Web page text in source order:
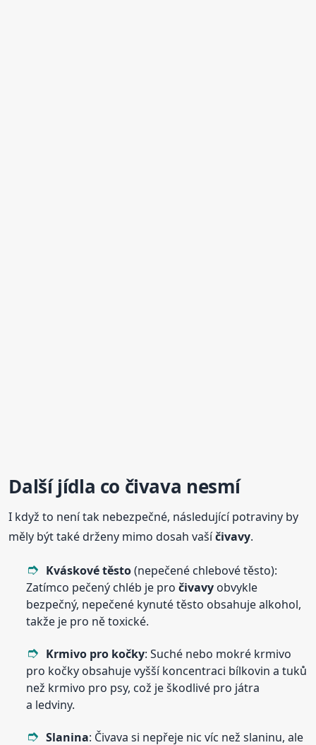
Další jídla co čivava nesmí
I když to není tak nebezpečné, následující potraviny by
měly být také drženy mimo dosah vašíčivavy.
Kváskové těsto(nepečené chlebové těsto):
Zatímco pečený chléb je pročivavy obvykle
bezpečný, nepečené kynuté těsto obsahuje alkohol,
takže je pro ně toxické.
Krmivo pro kočky: Suché nebo mokré krmivo
pro kočky obsahuje vyšší koncentraci bílkovin a tuků
než krmivo pro psy, což je škodlivé pro játra
a ledviny.
Slanina: Čivava si nepřeje nic víc než slaninu, ale